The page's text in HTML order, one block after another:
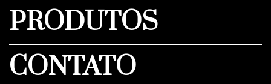
PRODUTOS
CONTATO